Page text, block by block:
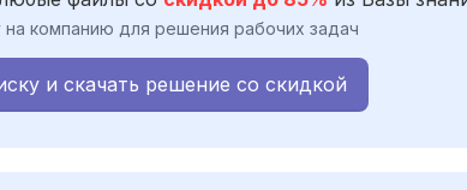
компанию для решения рабочих задач
и скачать решение со скидкой